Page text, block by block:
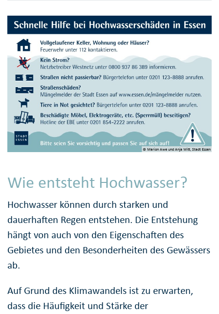
© Marion Awe und Anja Witt, Stadt Essen
Wie entsteht Hochwasser?
Hochwasser können durch starken und
dauerhaften Regen entstehen. Die Entstehung
hängt von auch von den Eigenschaften des
Gebietes und den Besonderheiten des Gewässers
ab.
Auf Grund des Klimawandels ist zu erwarten,
dass die Häufigkeit und Stärke der